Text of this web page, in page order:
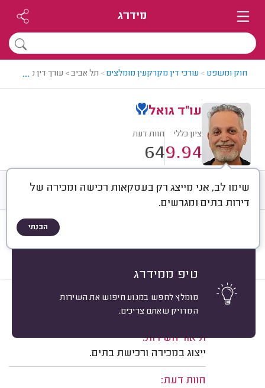
מידרג
חוק ומשפט > עורכי דין מקרקעין מומלצים> תל אביב > עורך דין מקרקעין
...
עו"ד גואל
ציון כללי
9.94
חוות דעת
64
שימו לב, אני מייצג רק בעסקאות רכישה ומכירה של
דירות בתים ומגרשים.
הבנתי
טיפ ממידרג
מומלץ לחפש במנוע חיפוש את השירות
המדויק שאתם צריכים.
חוות דעת ממוצע רישוי ותעודות
חנן שואל, תל אביב.
משוב: 24/12/2025
תיאור השירות:
ייצוג במכירה ורכישת בתים.
חוות דעת:
10